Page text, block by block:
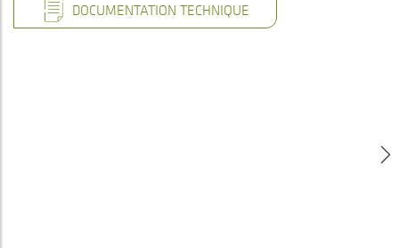
DOCUMENTATION TECHNIQUE